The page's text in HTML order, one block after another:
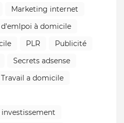
Marketing internet
à domicile
PLR
Publicité
Secrets adsense
Travail a domicile